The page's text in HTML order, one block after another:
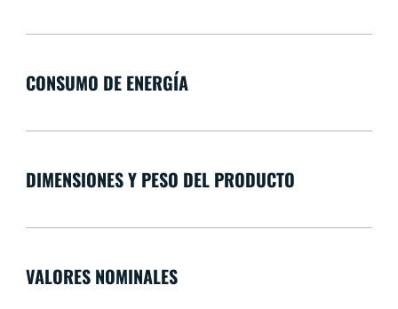
CONSUMO DE ENERGÍA
DIMENSIONES Y PESO DEL PRODUCTO
VALORES NOMINALES